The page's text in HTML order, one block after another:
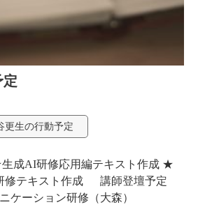
定
更生の行動予定
成AI研修応用編テキスト作成 ★
修テキスト作成 講師登壇予定
ケーション研修（大森）